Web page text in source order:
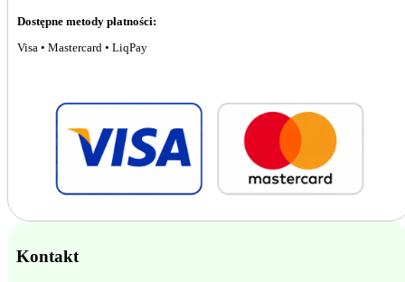
Dostępne metody płatności:
Visa • Mastercard • LiqPay
Kontakt